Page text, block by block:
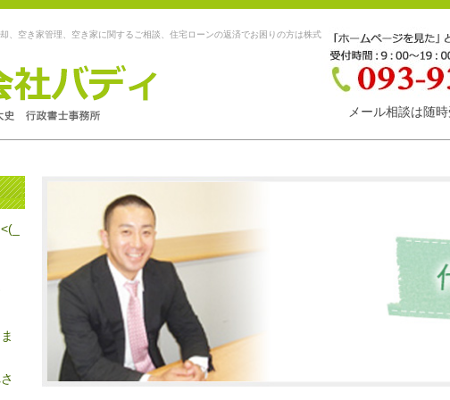
、空き家管理、空き家に関するご相談、住宅ローンの返済でお困りの方は株式
メール相談は随